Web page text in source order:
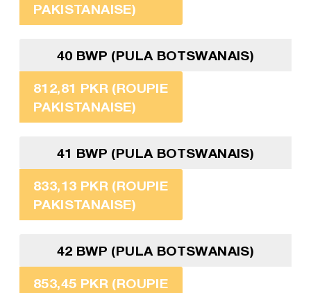
PAKISTANAISE)
40 BWP (PULA BOTSWANAIS)
812,81 PKR (ROUPIE
PAKISTANAISE)
41 BWP (PULA BOTSWANAIS)
833,13 PKR (ROUPIE
PAKISTANAISE)
42 BWP (PULA BOTSWANAIS)
853,45 PKR (ROUPIE